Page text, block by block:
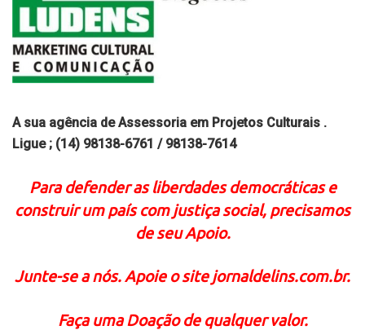
A sua agência de Assessoria em Projetos Culturais .
Ligue ; (14) 98138-6761 / 98138-7614
Para defender as liberdades democráticas e
construir um país com justiça social, precisamos
de seu Apoio.
Junte-se a nós. Apoie o site jornaldelins.com.br.
Faça uma Doação de qualquer valor.